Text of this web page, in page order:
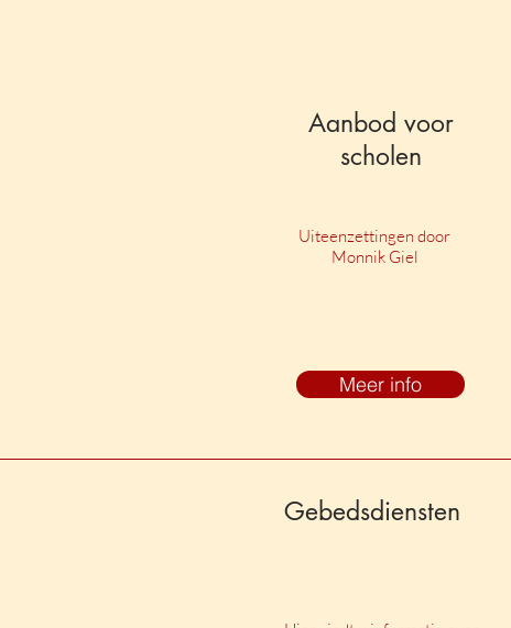
Aanbod voor
scholen
Uiteenzettingen door
Monnik Giel
Meer info
Gebedsdiensten